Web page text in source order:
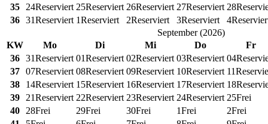
35
24Reserviert 25Reserviert 26Reserviert 27Reserviert 28
36 31Reserviert 1Reserviert 2Reserviert 3Reserviert 4
September(2026)
KW
Mo Di Mi Do
Fr
36 31Reserviert 01Reserviert 02Reserviert 03Reserviert 04
37 07Reserviert 08Reserviert 09Reserviert 10Reserviert 11
38
14Reserviert 15Reserviert 16Reserviert 17Reserviert 18
39
21Reserviert 22Reserviert 23Reserviert 24Reserviert 25Frei
40
28Frei 29Frei 30Frei 1Frei 2Frei